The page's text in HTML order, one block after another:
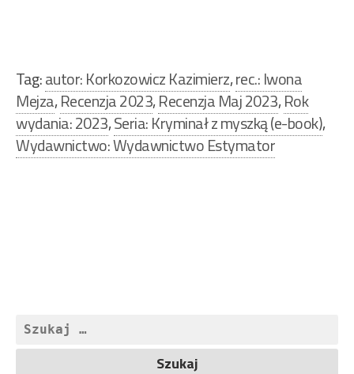
Tag:autor: Korkozowicz Kazimierz,rec.: Iwona
Mejza,Recenzja 2023,Recenzja Maj 2023,Rok
wydania: 2023,Seria: Kryminał z myszką (e-book),
Wydawnictwo: Wydawnictwo Estymator
Szukaj: